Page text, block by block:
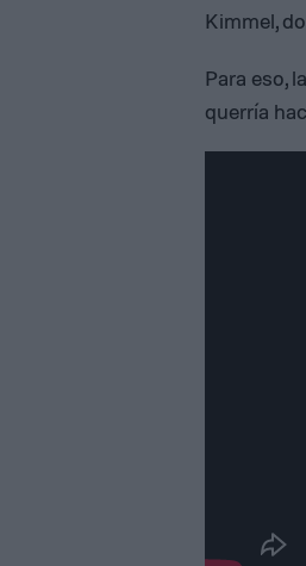
Kimmel,
Para eso,
querría